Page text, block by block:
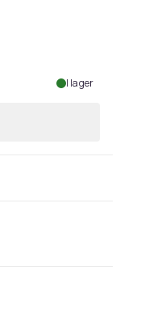
I lager
Hollywood